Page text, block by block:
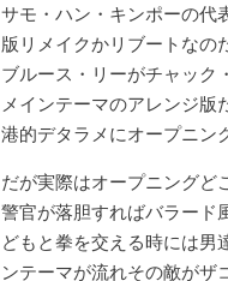
サモ・ハン・キンポーの代
版リメイクかリブートなの
ブルース・リーがチャック
メインテーマのアレンジ版
港的デタラメにオープニン
だが実際はオープニングど
警官が落胆すればバラード
どもと拳を交える時には男
ンテーマが流れその敵がザ